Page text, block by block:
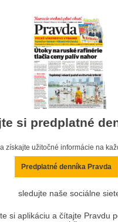
si predplatné
a získajte užitočné informácie na
Predplatné denníka Pravda
sledujte naše sociálne
si aplikáciu a čítajte Pravdu